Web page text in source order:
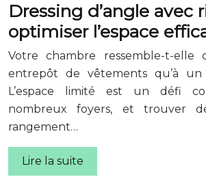
Dressing d’angle avec
optimiser l’espace
Votre chambre ressemble-t-elle
entrepôt de vêtements qu’à
L’espace limité est un défi
nombreux foyers, et trouver
rangement…
Lire la suite